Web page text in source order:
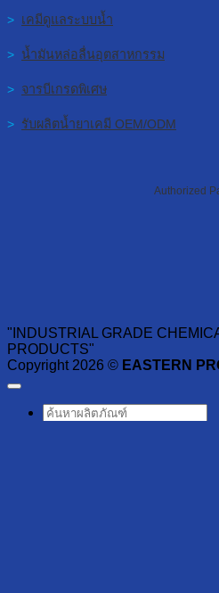
> เคมีดูแลระบบน้ำ
> น้ำมันหล่อลื่นอุตสาหกรรม
> จารบีเกรดพิเศษ
> รับผลิตน้ำยาเคมี OEM/ODM
Authorized
"INDUSTRIAL GRADE
PRODUCTS"
Copyright 2026 © EASTERN
ค้นหา: